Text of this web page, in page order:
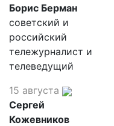
Борис Берман
советский и
российский
тележурналист и
телеведущий
15 августа
Сергей
Кожевников